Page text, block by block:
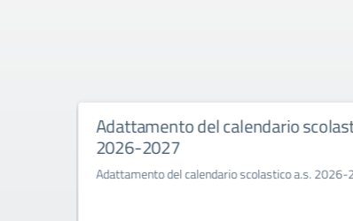
Adattamento del calendario
2026-2027
Adattamento del calendario scolastico a.s.